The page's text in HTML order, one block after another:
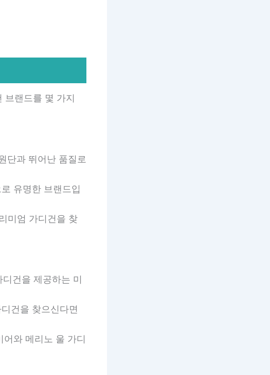
랜드를 몇 가지
단과 뛰어난 품질로
유명한 브랜드입
미엄 가디건을 찾
건을 제공하는 미
건을 찾으신다면
와 메리노 울 가디